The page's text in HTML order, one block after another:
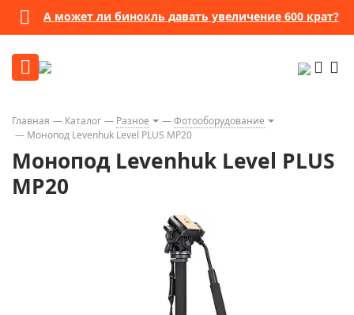
А может ли бинокль давать увеличение 600 крат?
Главная Каталог Разное
Фотооборудование
Монопод Levenhuk Level PLUS MP20
Монопод Levenhuk Level PLUS
MP20